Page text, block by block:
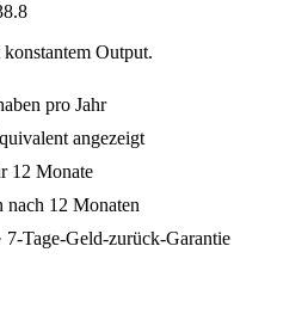
Output.
pro Jahr
angezeigt
12 Monate
nach 12 Monaten
7-Tage-Geld-zurück-Garantie